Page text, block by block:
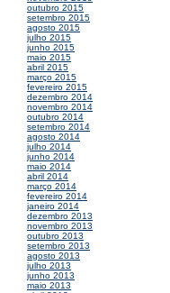
outubro 2015
setembro 2015
agosto 2015
julho 2015
junho 2015
maio 2015
abril 2015
março 2015
fevereiro 2015
dezembro 2014
novembro 2014
outubro 2014
setembro 2014
agosto 2014
julho 2014
junho 2014
maio 2014
abril 2014
março 2014
fevereiro 2014
janeiro 2014
dezembro 2013
novembro 2013
outubro 2013
setembro 2013
agosto 2013
julho 2013
junho 2013
maio 2013